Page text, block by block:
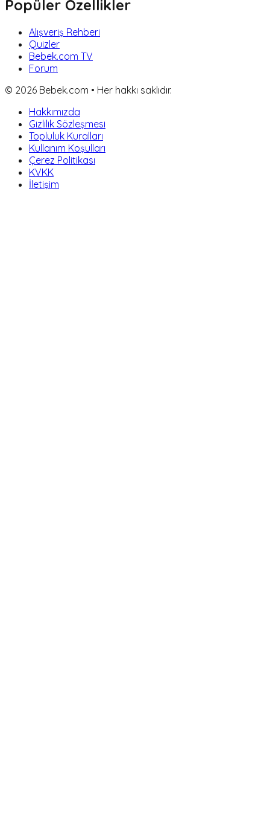
Popüler Özellikler
Alışveriş Rehberi
Quizler
Bebek.com TV
Forum
© 2026 Bebek.com • Her hakkı saklıdır.
Hakkımızda
Gizlilik Sözleşmesi
Topluluk Kuralları
Kullanım Koşulları
Çerez Politikası
KVKK
İletişim